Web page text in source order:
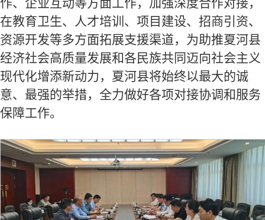
作、企业互动等方面工作，加强深度合作对接，
在教育卫生、人才培训、项目建设、招商引资、
资源开发等多方面拓展支援渠道，为助推夏河县
经济社会高质量发展和各民族共同迈向社会主义
现代化增添新动力，夏河县将始终以最大的诚
意、最强的举措，全力做好各项对接协调和服务
保障工作。